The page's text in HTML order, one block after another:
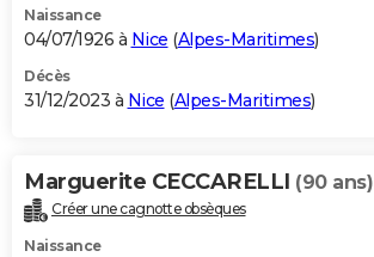
Naissance
04/07/1926 à Nice (Alpes-Maritimes)
Décès
31/12/2023 à Nice (Alpes-Maritimes)
Marguerite CECCARELLI (90 ans)
Créer une cagnotte obsèques
Naissance